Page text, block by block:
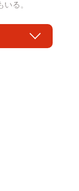
る。
舗和菓子店「木挽
日外国人客による